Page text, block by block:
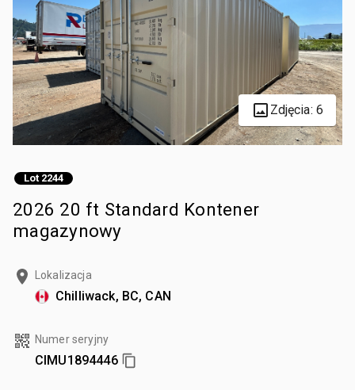
Zdjęcia: 6
Lot 2244
2026 20 ft Standard Kontener
magazynowy
Lokalizacja
Chilliwack, BC, CAN
Numer seryjny
CIMU1894446